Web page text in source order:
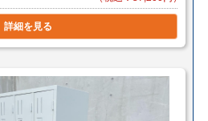
￥9,900（メーカー直送 車
詳細を見る